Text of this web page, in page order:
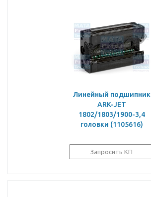
Линейный подшипник
ARK-JET
1802/1803/1900-3,4
головки (1105616)
Запросить КП